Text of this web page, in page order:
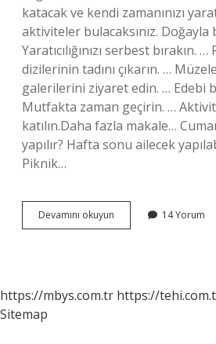
katacak ve kendi zamanınızı
aktiviteler bulacaksınız. Doğayla
Yaratıcılığınızı serbest bırakın.
dizilerinin tadını çıkarın. …
galerilerini ziyaret edin. … Edebi
Mutfakta zaman geçirin. …
katılın.Daha fazla makale…
yapılır? Hafta sonu ailecek
Piknik…
Devamını okuyun
Sonu
14 Yorum
https://mbys.com.tr https://
Sitemap